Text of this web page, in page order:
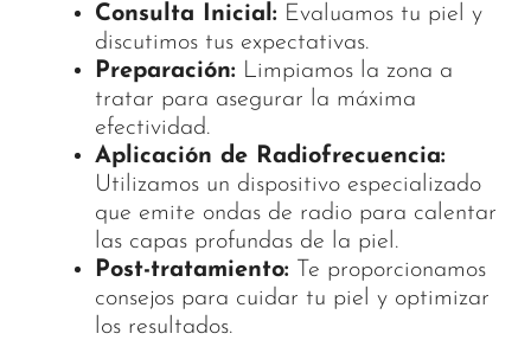
Consulta Inicial: Evaluamos tu piel y
discutimos tus expectativas.
Preparación: Limpiamos la zona a
tratar para asegurar la máxima
efectividad.
Aplicación de Radiofrecuencia:
Utilizamos un dispositivo especializado
que emite ondas de radio para calentar
las capas profundas de la piel.
Post-tratamiento: Te proporcionamos
consejos para cuidar tu piel y optimizar
los resultados.